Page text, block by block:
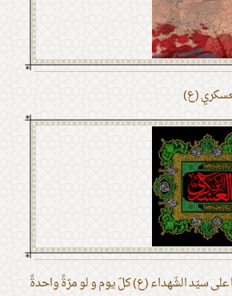
(ع)
على سيّد الشّهداء (ع) كلّ يوم و لو مرّةً واحدةً